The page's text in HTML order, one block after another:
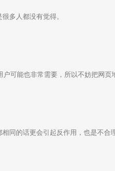
多人都没有觉得。
可能也非常需要，所以不妨把网页
同的话更会引起反作用，也是不合